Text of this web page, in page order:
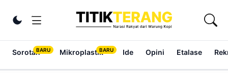
Ubah tema
Sorotan Mikroplastik Ide Opini Etalase